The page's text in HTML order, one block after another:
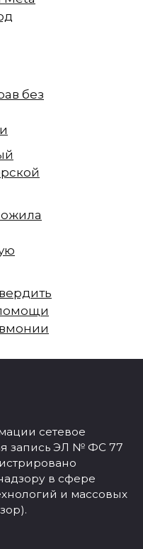
без
сетевое
запись ЭЛ № ФС 77
в сфере
и массовых